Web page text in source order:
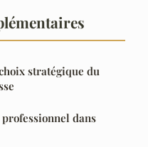
stratégique du
dans